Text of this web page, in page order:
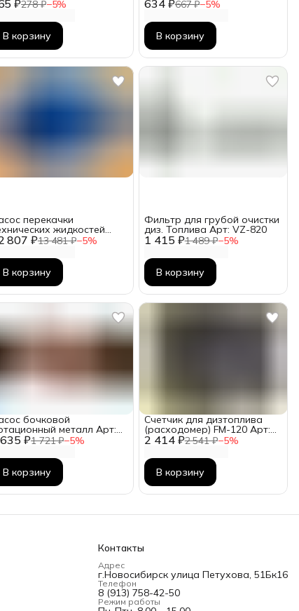
₽278 ₽−5%
В корзину
634 ₽667 ₽−5%
Арт: VZ-7006
В корзину
807 ₽13 481 ₽−5%
перекачки
жидкостей
Арт: VZ-822
В корзину
1 415 ₽1 489 ₽−5%
Фильтр для грубой очистки
диз. Топлива Арт: VZ-820
В корзину
₽1 721 ₽−5%
бочковой
металл Арт:
16
В корзину
2 414 ₽2 541 ₽−5%
Счетчик для дизтоплива
(расходомер) FM-120 Арт:
VZ-508-1
В корзину
Контакты
Адрес
г.Новосибирск улица Петухова, 51Бк16
Телефон
8 (913) 758-42-50
Режим работы